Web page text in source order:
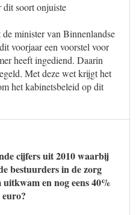
soort onjuiste
minister van Binnenlandse
voorjaar een voorstel voor
heeft ingediend. Daarin
Met deze wet krijgt het
het kabinetsbeleid op dit
cijfers uit 2010 waarbij
bestuurders in de zorg
en nog eens 40%